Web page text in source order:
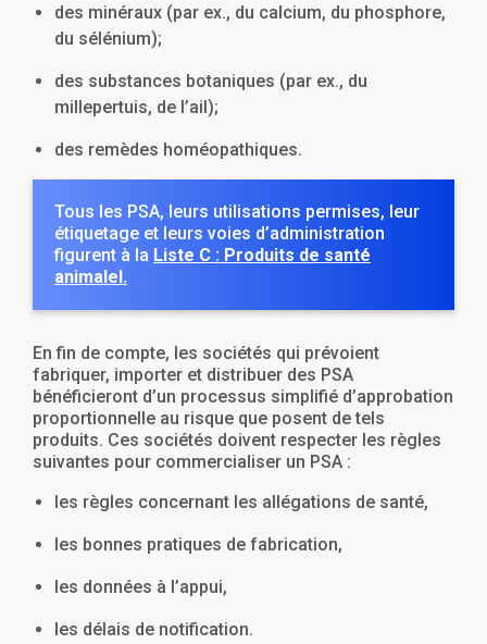
des minéraux (par ex., du calcium, du phosphore,
du sélénium);
des substances botaniques (par ex., du
millepertuis, de l’ail);
des remèdes homéopathiques.
Tous les PSA, leurs utilisations permises, leur
étiquetage et leurs voies d’administration
figurent à la Liste C : Produits de santé
animalel.
En fin de compte, les sociétés qui prévoient
fabriquer, importer et distribuer des PSA
bénéficieront d’un processus simplifié d’approbation
proportionnelle au risque que posent de tels
produits. Ces sociétés doivent respecter les règles
suivantes pour commercialiser un PSA :
les règles concernant les allégations de santé,
les bonnes pratiques de fabrication,
les données à l’appui,
les délais de notification.